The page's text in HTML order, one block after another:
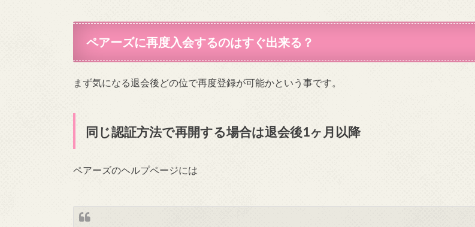
ペアーズに再度入会するのはすぐ出来る？
まず気になる退会後どの位で再度登録が可能かという事です。
同じ認証方法で再開する場合は退会後1ヶ月以降
ペアーズのヘルプページには